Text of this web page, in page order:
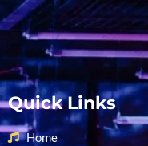
Quick Links
Home